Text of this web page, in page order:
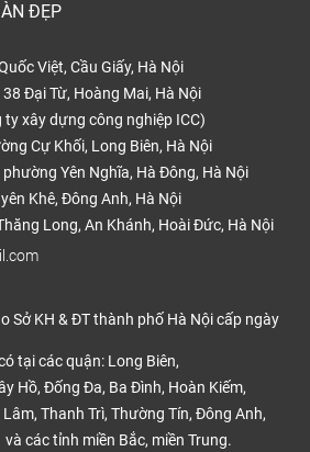
ĐẸP
Việt, Cầu Giấy, Hà Nội
Đại Từ, Hoàng Mai, Hà Nội
xây dựng công nghiệp ICC)
Cự Khối, Long Biên, Hà Nội
Yên Nghĩa, Hà Đông, Hà Nội
Khê, Đông Anh, Hà Nội
Long, An Khánh, Hoài Đức, Hà Nội
Sở KH & ĐT thành phố Hà Nội cấp ngày
tại các quận: Long Biên,
Hồ, Đống Đa, Ba Đình, Hoàn Kiếm,
Thanh Trì, Thường Tín, Đông Anh,
các tỉnh miền Bắc, miền Trung.